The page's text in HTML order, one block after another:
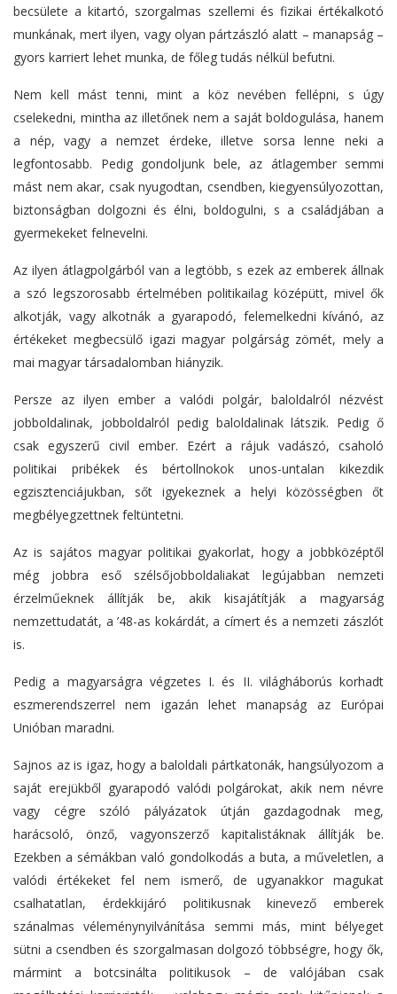
becsülete a kitartó, szorgalmas szellemi és fizikai értékalkotó
munkának, mert ilyen, vagy olyan pártzászló alatt – manapság –
gyors karriert lehet munka, de főleg tudás nélkül befutni.
Nem kell mást tenni, mint a köz nevében fellépni, s úgy
cselekedni, mintha az illetőnek nem a saját boldogulása, hanem
a nép, vagy a nemzet érdeke, illetve sorsa lenne neki a
legfontosabb. Pedig gondoljunk bele, az átlagember semmi
mást nem akar, csak nyugodtan, csendben, kiegyensúlyozottan,
biztonságban dolgozni és élni, boldogulni, s a családjában a
gyermekeket felnevelni.
Az ilyen átlagpolgárból van a legtöbb, s ezek az emberek állnak
a szó legszorosabb értelmében politikailag középütt, mivel ők
alkotják, vagy alkotnák a gyarapodó, felemelkedni kívánó, az
értékeket megbecsülő igazi magyar polgárság zömét, mely a
mai magyar társadalomban hiányzik.
Persze az ilyen ember a valódi polgár, baloldalról nézvést
jobboldalinak, jobboldalról pedig baloldalinak látszik. Pedig ő
csak egyszerű civil ember. Ezért a rájuk vadászó, csaholó
politikai pribékek és bértollnokok unos-untalan kikezdik
egzisztenciájukban, sőt igyekeznek a helyi közösségben őt
megbélyegzettnek feltüntetni.
Az is sajátos magyar politikai gyakorlat, hogy a jobbközéptől
még jobbra eső szélsőjobboldaliakat legújabban nemzeti
érzelműeknek állítják be, akik kisajátítják a magyarság
nemzettudatát, a ’48-as kokárdát, a címert és a nemzeti zászlót
is.
Pedig a magyarságra végzetes I. és II. világháborús korhadt
eszmerendszerrel nem igazán lehet manapság az Európai
Unióban maradni.
Sajnos az is igaz, hogy a baloldali pártkatonák, hangsúlyozom a
saját erejükből gyarapodó valódi polgárokat, akik nem névre
vagy cégre szóló pályázatok útján gazdagodnak meg,
harácsoló, önző, vagyonszerző kapitalistáknak állítják be.
Ezekben a sémákban való gondolkodás a buta, a műveletlen, a
valódi értékeket fel nem ismerő, de ugyanakkor magukat
csalhatatlan, érdekkijáró politikusnak kinevező emberek
szánalmas véleménynyilvánítása semmi más, mint bélyeget
sütni a csendben és szorgalmasan dolgozó többségre, hogy ők,
mármint a botcsinálta politikusok – de valójában csak